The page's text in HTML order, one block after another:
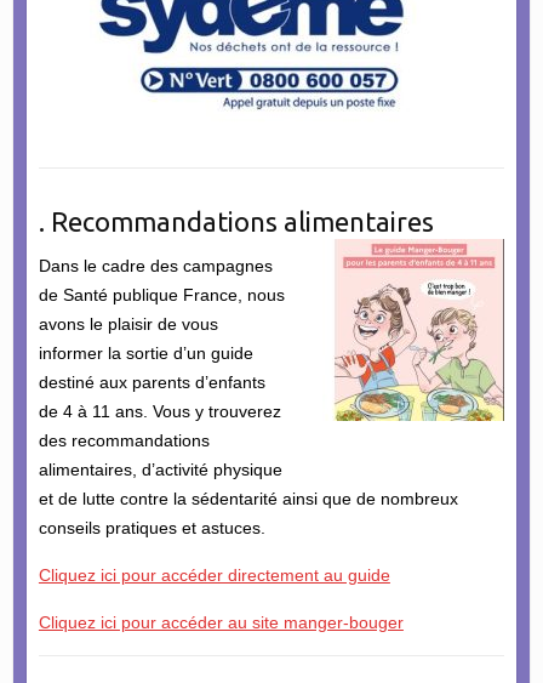
. Recommandations alimentaires
Dans le cadre des campagnes
de Santé publique France, nous
avons le plaisir de vous
informer la sortie d’un guide
destiné aux parents d’enfants
de 4 à 11 ans. Vous y trouverez
des recommandations
alimentaires, d’activité physique
et de lutte contre la sédentarité ainsi que de nombreux
conseils pratiques et astuces.
Cliquez ici pour accéder directement au guide
Cliquez ici pour accéder au site manger-bouger